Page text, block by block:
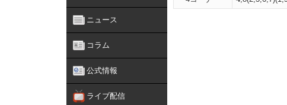
ニュース
コラム
公式情報
ライブ配信